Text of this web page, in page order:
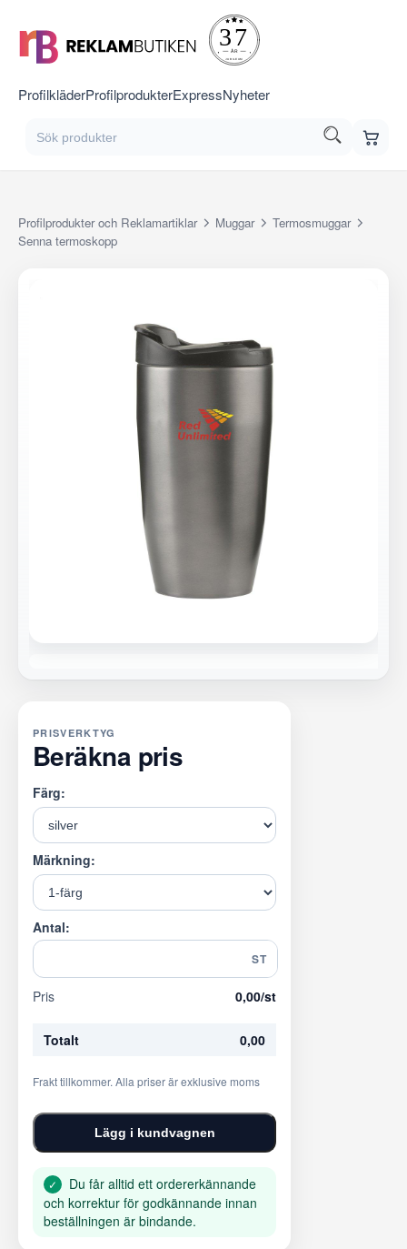
ProfilkläderProfilprodukterExpressNyheter
Profilprodukter och Reklamartiklar Muggar
Termosmuggar
Senna termoskopp
PRISVERKTYG
Beräkna pris
Färg:
Märkning:
Antal:
ST
Pris 0,00/st
Totalt 0,00
Frakt tillkommer. Alla priser är exklusive moms
Lägg i kundvagnen
✓
Du får alltid ett ordererkännande
och korrektur för godkännande innan
beställningen är bindande.